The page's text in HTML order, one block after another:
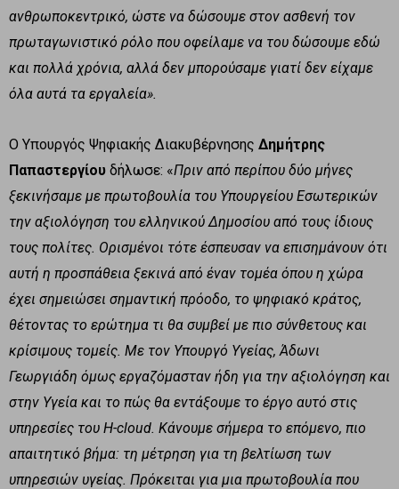
ανθρωποκεντρικό, ώστε να δώσουμε στον ασθενή τον
πρωταγωνιστικό ρόλο που οφείλαμε να του δώσουμε εδώ
και πολλά χρόνια, αλλά δεν μπορούσαμε γιατί δεν είχαμε
όλα αυτά τα εργαλεία».
O Υπουργός Ψηφιακής Διακυβέρνησης Δημήτρης
Παπαστεργίου δήλωσε: «Πριν από περίπου δύο μήνες
ξεκινήσαμε με πρωτοβουλία του Υπουργείου Εσωτερικών
την αξιολόγηση του ελληνικού Δημοσίου από τους ίδιους
τους πολίτες. Ορισμένοι τότε έσπευσαν να επισημάνουν ότι
αυτή η προσπάθεια ξεκινά από έναν τομέα όπου η χώρα
έχει σημειώσει σημαντική πρόοδο, το ψηφιακό κράτος,
θέτοντας το ερώτημα τι θα συμβεί με πιο σύνθετους και
κρίσιμους τομείς. Με τον Υπουργό Υγείας, Άδωνι
Γεωργιάδη όμως εργαζόμασταν ήδη για την αξιολόγηση και
στην Υγεία και το πώς θα εντάξουμε το έργο αυτό στις
υπηρεσίες του H-cloud. Κάνουμε σήμερα το επόμενο, πιο
απαιτητικό βήμα: τη μέτρηση για τη βελτίωση των
υπηρεσιών υγείας. Πρόκειται για μια πρωτοβουλία που